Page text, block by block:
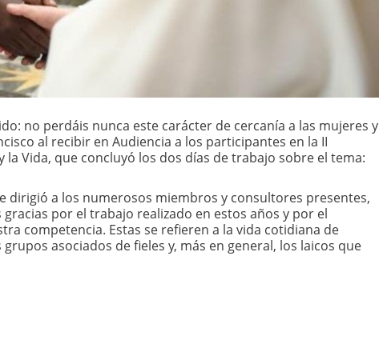
no perdáis nunca este carácter de cercanía a las mujeres y
al recibir en Audiencia a los participantes en la II
Vida, que concluyó los dos días de trabajo sobre el tema:
dirigió a los numerosos miembros y consultores presentes,
por el trabajo realizado en estos años y por el
competencia. Estas se refieren a la vida cotidiana de
asociados de fieles y, más en general, los laicos que